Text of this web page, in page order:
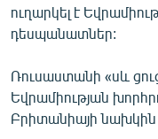
Հայերեն
Русский
ՀԵՏԵՎԵՔ ՄԵԶ
ուղարկել է
դեսպանատներ:
Ռուսաստանի «սև
Եվրամիության
Բրիտանիայի